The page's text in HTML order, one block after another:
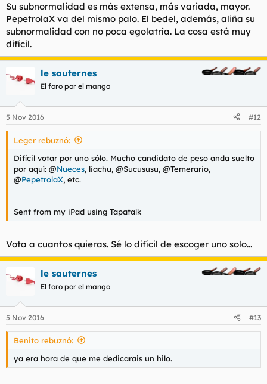
Su subnormalidad es más extensa, más variada, mayor.
PepetrolaX va del mismo palo. El bedel, además, aliña su
subnormalidad con no poca egolatría. La cosa está muy
difícil.
le sauternes
El foro por el mango
5 Nov 2016 #12
Leger rebuznó:
Difícil votar por uno sólo. Mucho candidato de peso anda suelto
por aquí: @Nueces, liachu, @Sucususu, @Temerario,
@PepetrolaX, etc.
Sent from my iPad using Tapatalk
Vota a cuantos quieras. Sé lo difícil de escoger uno solo...
le sauternes
El foro por el mango
5 Nov 2016 #13
Benito rebuznó:
ya era hora de que me dedicarais un hilo.